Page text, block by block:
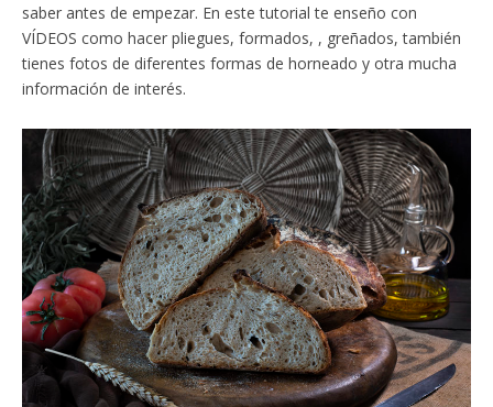
saber antes de empezar. En este tutorial te enseño con
VÍDEOS como hacer pliegues, formados, , greñados, también
tienes fotos de diferentes formas de horneado y otra mucha
información de interés.